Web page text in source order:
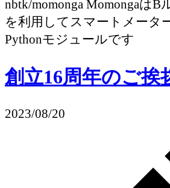
nbtk/momonga MomongaはB
を利用してスマートメータ
Pythonモジュールです
創立16周年のご挨
2023/08/20